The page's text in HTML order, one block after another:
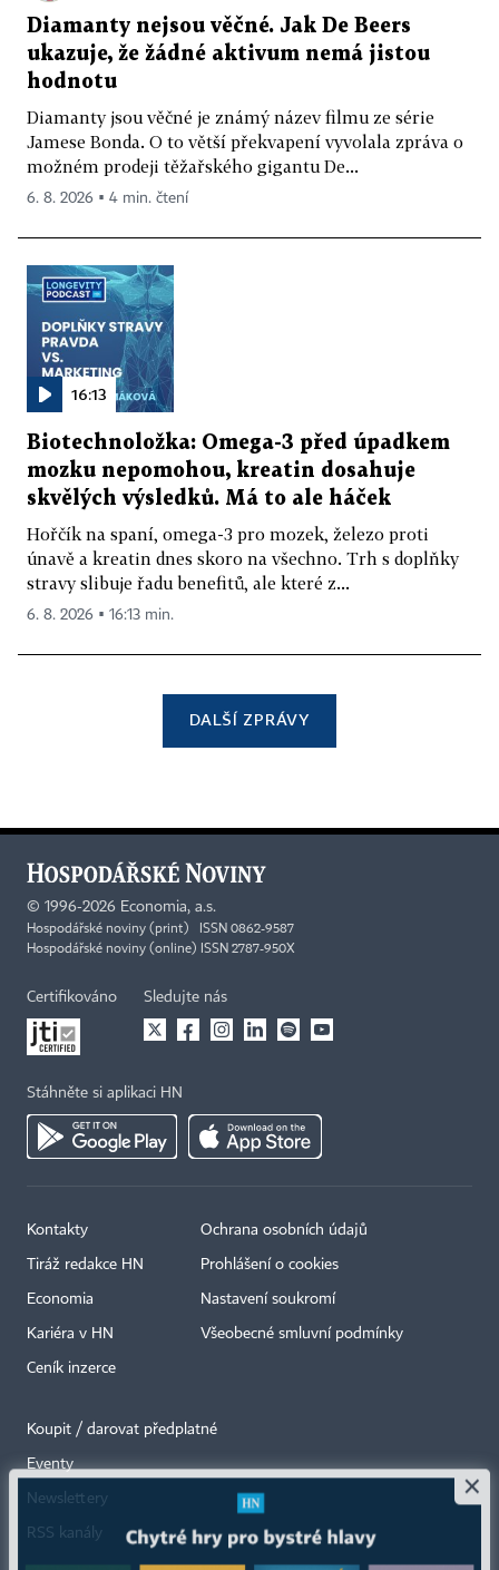
Diamanty nejsou věčné. Jak De Beers
ukazuje, že žádné aktivum nemá jistou
hodnotu
Diamanty jsou věčné je známý název filmu ze série
Jamese Bonda. O to větší překvapení vyvolala zpráva o
možném prodeji těžařského gigantu De...
6. 8. 2026 ▪ 4 min. čtení
16:13
Biotechnoložka: Omega-3 před úpadkem
mozku nepomohou, kreatin dosahuje
skvělých výsledků. Má to ale háček
Hořčík na spaní, omega-3 pro mozek, železo proti
únavě a kreatin dnes skoro na všechno. Trh s doplňky
stravy slibuje řadu benefitů, ale které z...
6. 8. 2026 ▪ 16:13 min.
DALŠÍ ZPRÁVY
© 1996-2026 Economia, a.s.
Hospodářské noviny (print) ISSN 0862-9587
Hospodářské noviny (online) ISSN 2787-950X
Certifikováno Sledujte nás
Stáhněte si aplikaci HN
Kontakty
Tiráž redakce HN
Economia
Kariéra v HN
Ceník inzerce
Ochrana osobních údajů
Prohlášení o cookies
Nastavení soukromí
Všeobecné smluvní podmínky
Koupit / darovat předplatné
Eventy
Newslettery
RSS kanály
×